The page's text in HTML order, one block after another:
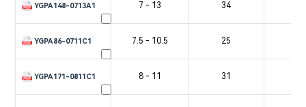
YGPA148-0713A1 7 - 13 34
YGPA86-0711C1 7.5 - 10.5 25
YGPA171-0811C1 8 - 11 31